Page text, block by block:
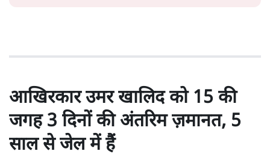
आखिरकार उमर खालिद को 15 की
जगह 3 दिनों की अंतरिम ज़मानत, 5
साल से जेल में हैं